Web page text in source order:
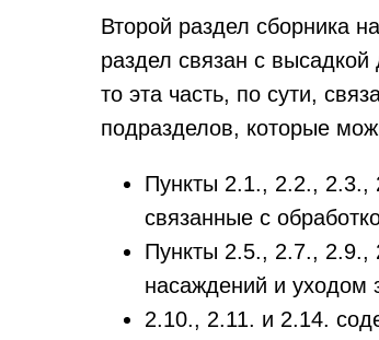
Второй раздел сборника
раздел связан с
то эта часть, по сути,
подразделов, которые
Пункты 2.1., 2.2., 2.3.,
связанные с
Пункты 2.5., 2.7., 2.9.,
насаждений и
2.10., 2.11. и 2.14.